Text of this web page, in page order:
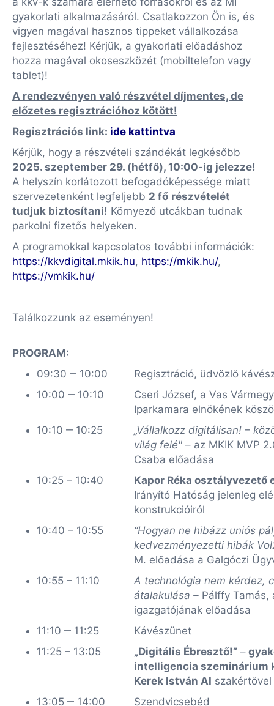
gyakorlati alkalmazásáról. Csatlakozzon Ön is, és
vigyen magával hasznos tippeket vállalkozása
fejlesztéséhez! Kérjük, a gyakorlati előadáshoz
hozza magával okoseszközét (mobiltelefon vagy
tablet)!
A rendezvényen való részvétel díjmentes, de
előzetes regisztrációhoz kötött!
Regisztrációs link: ide kattintva
Kérjük, hogy a részvételi szándékát legkésőbb
2025. szeptember 29. (hétfő), 10:00-ig jelezze!
A helyszín korlátozott befogadóképessége miatt
szervezetenként legfeljebb 2 fő részvételét
tudjuk biztosítani! Környező utcákban tudnak
parkolni fizetős helyeken.
A programokkal kapcsolatos további információk:
https://kkvdigital.mkik.hu, https://mkik.hu/,
https://vmkik.hu/
Találkozzunk az eseményen!
PROGRAM:
09:30 ‒ 10:00
Regisztráció, üdvözlő
10:00 ‒ 10:10
Cseri József, a Vas
Iparkamara elnökének
10:10 ‒ 10:25
„Vállalkozz digitálisan! –
világ felé" – az MKIK MVP
Csaba előadása
10:25 – 10:40
Kapor Réka osztályvezető
Irányító Hatóság jelenleg
konstrukcióiról
10:40 – 10:55
“Hogyan ne hibázz uniós
kedvezményezetti hibák
M. előadása a Galgóczi
10:55 – 11:10
A technológia nem kérdez,
átalakulása – Pálffy Tamás,
igazgatójának előadása
11:10 ‒ 11:25
Kávészünet
11:25 – 13:05
„Digitális Ébresztő!” –
intelligencia szeminárium
Kerek István AI szakértővel
13:05 ‒ 14:00
Szendvicsebéd